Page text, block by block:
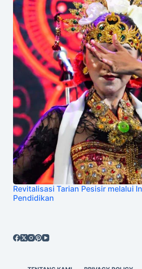
Revitalisasi Tarian Pesisir melalui
Pendidikan